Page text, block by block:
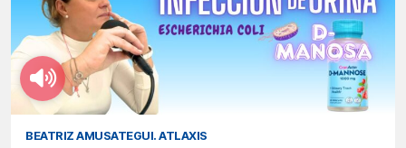
BEATRIZ AMUSATEGUI. ATLAXIS